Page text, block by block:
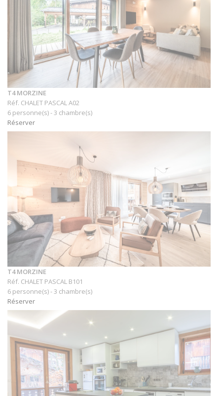
T4 MORZINE
Réf. CHALET PASCAL A02
6 personne(s) - 3 chambre(s)
Réserver
T4 MORZINE
Réf. CHALET PASCAL B101
6 personne(s) - 3 chambre(s)
Réserver